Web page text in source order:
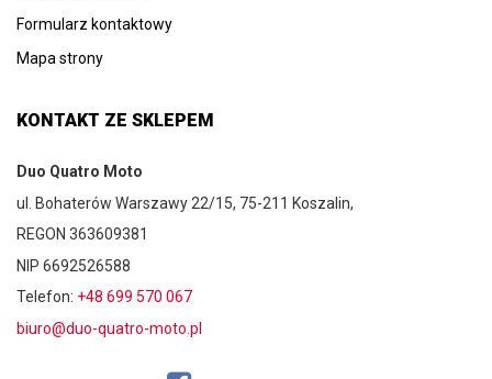
Formularz kontaktowy
Mapa strony
KONTAKT ZE SKLEPEM
Duo Quatro Moto
ul. Bohaterów Warszawy 22/15, 75-211 Koszalin,
REGON 363609381
NIP 6692526588
Telefon: +48 699 570 067
biuro@duo-quatro-moto.pl